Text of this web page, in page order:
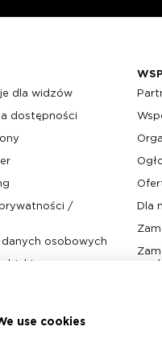
dla widzów
dostępności
/
danych osobowych
Teatrze
Dla
use cookies